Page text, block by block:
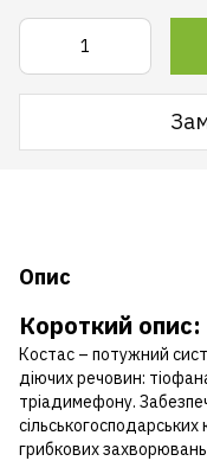
Опис
Короткий опис:
Костас – потужний
діючих речовин:
тріадимефону.
грибкових